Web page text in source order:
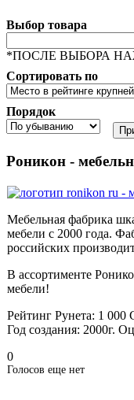
Выбор товара
*ПОСЛЕ ВЫБОРА
Сортировать по
Порядок
Роникон -
Мебельная фабрика
мебели с 2000 года.
российских
В ассортименте
мебели!
Рейтинг Рунета: 1 000
Год создания: 2000г.
0
Голосов еще нет